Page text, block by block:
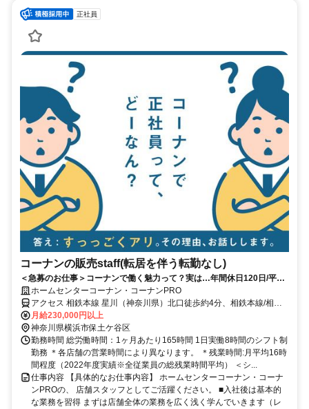
正社員
コーナンの販売staff(転居を伴う転勤なし)
＜急募のお仕事＞コーナンで働く魅力って？実は…年間休日120日/平均
残業14時間！
ホームセンターコーナン・コーナンPRO
アクセス 相鉄本線 星川（神奈川県）北口徒歩約4分、相鉄本線/相鉄
いずみ野線 天王町YBP口徒歩約9分、相鉄本線 和田町南口徒歩約14
分 【重要】地域限定職の配属について：ご自身の自宅から片道90分
圏内の店舗へ配属となります。本求人の勤務地への配属は確約できま
せんのでご了承ください。
月給230,000円以上
神奈川県横浜市保土ケ谷区
勤務時間 総労働時間：1ヶ月あたり165時間 1日実働8時間のシフト制
勤務 ＊各店舗の営業時間により異なります。 ＊残業時間:月平均16時
間程度（2022年度実績※全従業員の総残業時間平均） ＜シ...
仕事内容 【具体的なお仕事内容】 ホームセンターコーナン・コーナ
ンPROの、 店舗スタッフとしてご活躍ください。 ■入社後は基本的
な業務を習得 まずは店舗全体の業務を広く浅く学んでいきます（レ